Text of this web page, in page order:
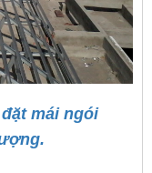
mái ngói